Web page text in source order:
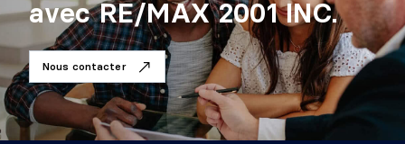
avec RE/MAX 2001 INC.
Nous contacter